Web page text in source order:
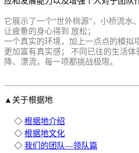
它展示了一个“世外桃源”，小桥流水
让疲惫的身心得到 放松；
一个真实的环境，加上一点点的模拟
更加富有真实感； 不同已往的生活
降、漂流，每一项都挑战极限。
▲关于根据地
◇ 根据地介绍
◇ 根据地文化
◇ 我们的团队—领队篇